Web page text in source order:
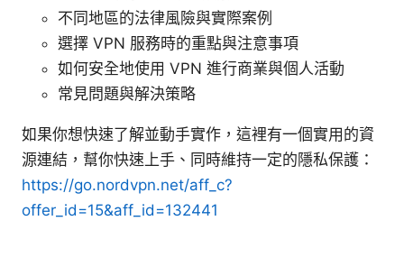
不同地區的法律風險與實際案例
選擇 VPN 服務時的重點與注意事項
如何安全地使用 VPN 進行商業與個人活動
常見問題與解決策略
如果你想快速了解並動手實作，這裡有一個實用的資
源連結，幫你快速上手、同時維持一定的隱私保護：
https://go.nordvpn.net/aff_c?
offer_id=15&aff_id=132441